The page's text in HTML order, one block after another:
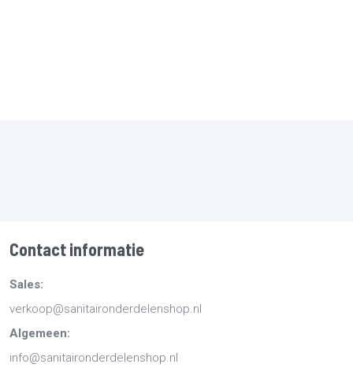
Contact informatie
Sales:
verkoop@sanitaironderdelenshop.nl
Algemeen:
info@sanitaironderdelenshop.nl